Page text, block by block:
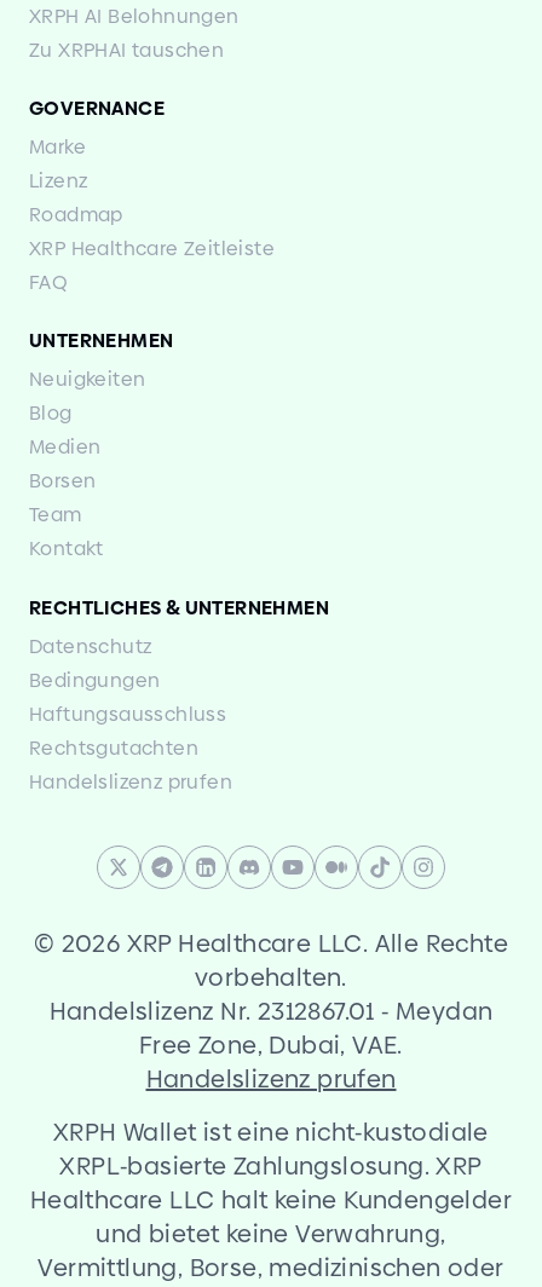
XRPH AI Belohnungen
Zu XRPHAI tauschen
GOVERNANCE
Marke
Lizenz
Roadmap
XRP Healthcare Zeitleiste
FAQ
UNTERNEHMEN
Neuigkeiten
Blog
Medien
Borsen
Team
Kontakt
RECHTLICHES& UNTERNEHMEN
Datenschutz
Bedingungen
Haftungsausschluss
Rechtsgutachten
Handelslizenz prufen
© 2026 XRP Healthcare LLC. Alle Rechte
vorbehalten.
Handelslizenz Nr. 2312867.01- Meydan
Free Zone, Dubai, VAE.
Handelslizenz prufen
XRPH Wallet ist eine nicht-kustodiale
XRPL-basierte Zahlungslosung. XRP
Healthcare LLC halt keine Kundengelder
und bietet keine Verwahrung,
Vermittlung, Borse, medizinischen oder